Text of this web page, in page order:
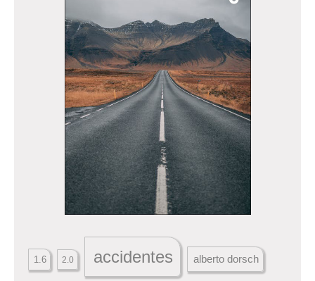
1.6 2.0 accidentes alberto dorsch